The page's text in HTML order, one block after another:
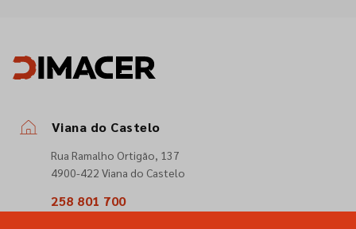
Viana do Castelo
Rua Ramalho Ortigão, 137
4900-422 Viana do Castelo
258 801 700